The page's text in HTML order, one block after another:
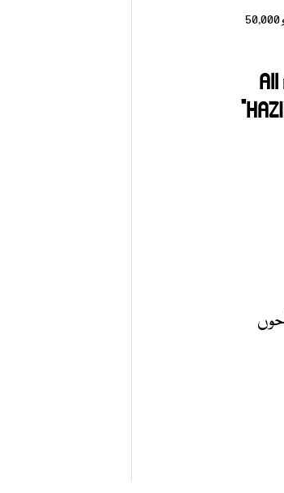
گلوکارعلی ظفرنے کہا کہ اپنے ریپ کوفیس بک پیج پر بھی چیئر کریں، جس کا سب سے زیادہ اچھا ریپ ہوگا اسے 1 لاکھ، دوسرے رنراپ کو 50,000